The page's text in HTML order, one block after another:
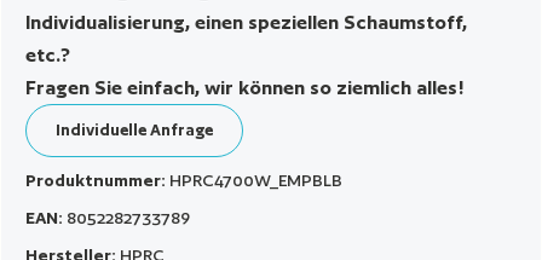
Individualisierung, einen speziellen Schaumstoff,
etc.?
Fragen Sie einfach, wir können so ziemlich alles!
Individuelle Anfrage
Produktnummer: HPRC4700W_EMPBLB
EAN: 8052282733789
Hersteller: HPRC